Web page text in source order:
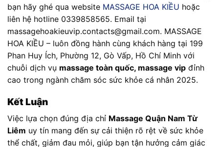
bạn hãy ghé qua website MASSAGE HOA KIỀU hoặc
liên hệ hotline 0339858565. Email tại
massagehoakieuvip.contacts@gmail.com. MASSAGE
HOA KIỀU – luôn đồng hành cùng khách hàng tại 199
Phan Huy Ích, Phường 12, Gò Vấp, Hồ Chí Minh với
chuỗi dịch vụ massage toàn quốc, massage vip đỉnh
cao trong ngành chăm sóc sức khỏe cá nhân 2025.
Kết Luận
Việc lựa chọn đúng địa chỉ Massage Quận Nam Từ
Liêm uy tín mang đến sự cải thiện rõ rệt về sức khỏe
thể chất, giảm đau mỏi, giúp bạn tận hưởng cảm giác